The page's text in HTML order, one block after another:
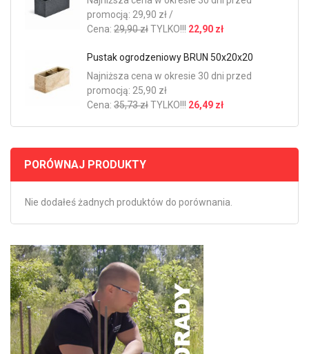
promocją: 29,90 zł /
Cena: 29,90 złTYLKO!!! 22,90 zł
Pustak ogrodzeniowy BRUN 50x20x20
Najniższa cena w okresie 30 dni przed
promocją: 25,90 zł
Cena: 35,73 złTYLKO!!! 26,49 zł
PORÓWNAJ PRODUKTY
Nie dodałeś żadnych produktów do porównania.